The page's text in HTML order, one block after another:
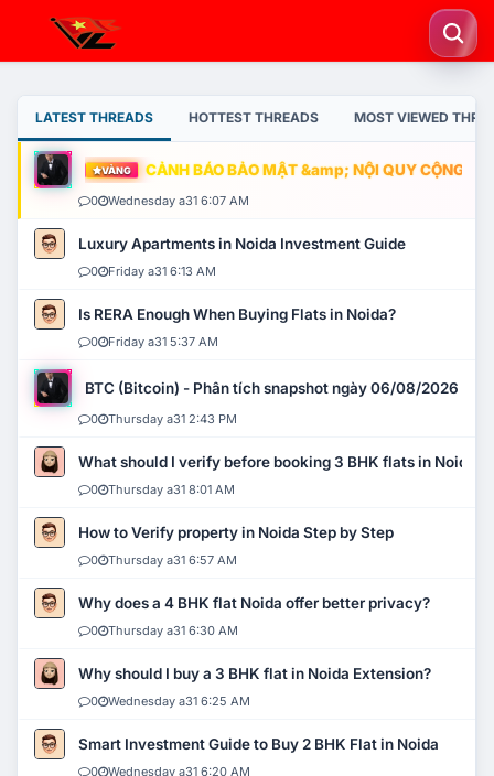
LATEST THREADS HOTTEST THREADS MOST VIEWED
VÀNG CẢNH BÁO BẢO MẬT &amp; NỘI QUY CỘNG
0 Wednesday a31 6:07 AM
Luxury Apartments in Noida Investment Guide
0 Friday a31 6:13 AM
Is RERA Enough When Buying Flats in Noida?
0 Friday a31 5:37 AM
BTC (Bitcoin) - Phân tích snapshot ngày 06/08/2026
0 Thursday a31 2:43 PM
What should I verify before booking 3 BHK flats in Noida?
0 Thursday a31 8:01 AM
How to Verify property in Noida Step by Step
0 Thursday a31 6:57 AM
Why does a 4 BHK flat Noida offer better privacy?
0 Thursday a31 6:30 AM
Why should I buy a 3 BHK flat in Noida Extension?
0 Wednesday a31 6:25 AM
Smart Investment Guide to Buy 2 BHK Flat in Noida
0 Wednesday a31 6:20 AM